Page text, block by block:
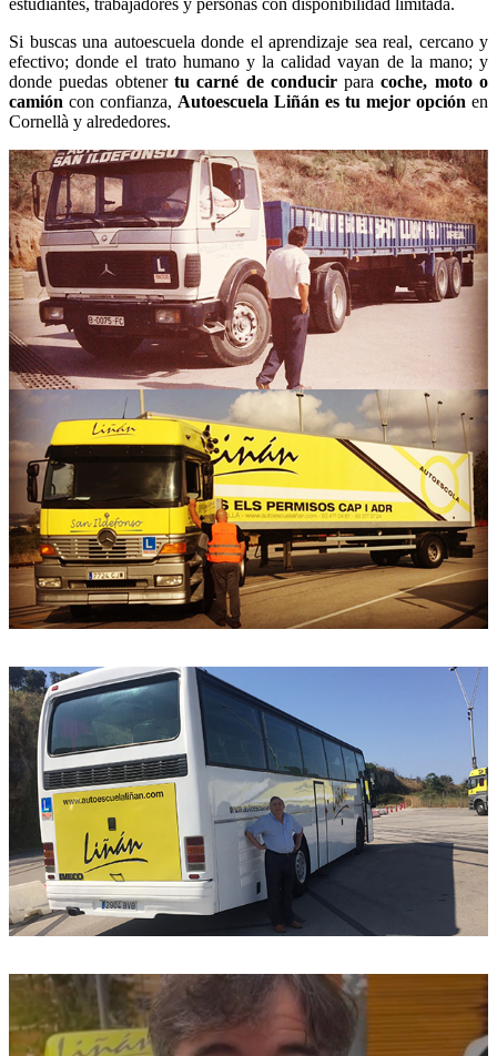
estudiantes, trabajadores y personas con disponibilidad limitada.
Si buscas una autoescuela donde el aprendizaje sea real, cercano y
efectivo; donde el trato humano y la calidad vayan de la mano; y
donde puedas obtener tu carné de conducirparacoche, moto o
camión con confianza, Autoescuela Liñán es tu mejor opción en
Cornellà y alrededores.